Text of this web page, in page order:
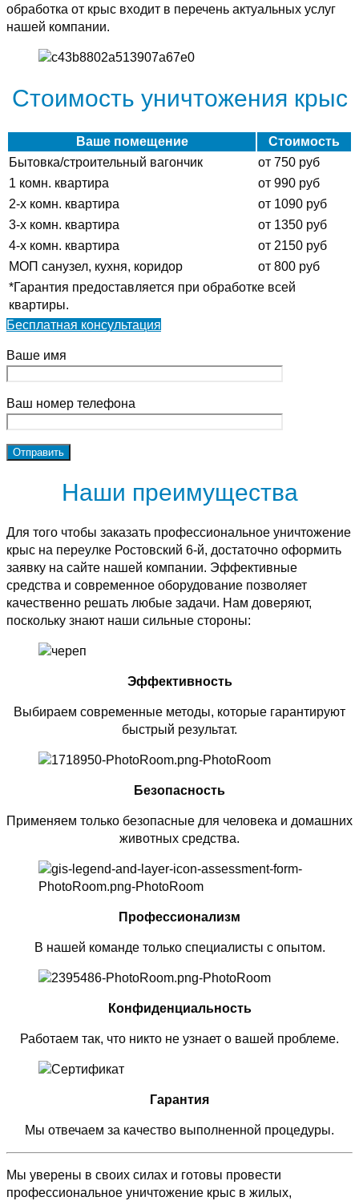
обработка от крыс входит в перечень актуальных услуг
нашей компании.
Стоимость уничтожения крыс
Ваше помещение
Стоимость
Бытовка/строительный вагончик
от 750 руб
1 комн. квартира
от 990 руб
2-х комн. квартира
от 1090 руб
3-х комн. квартира
от 1350 руб
4-х комн. квартира
от 2150 руб
МОП санузел, кухня, коридор
от 800 руб
*Гарантия предоставляется при обработке всей
квартиры.
Бесплатная консультация
Ваше имя
Ваш номер телефона
Наши преимущества
Для того чтобы заказать профессиональное уничтожение
крыс на переулке Ростовский 6-й, достаточно оформить
заявку на сайте нашей компании. Эффективные
средства и современное оборудование позволяет
качественно решать любые задачи. Нам доверяют,
поскольку знают наши сильные стороны:
Эффективность
Выбираем современные методы, которые гарантируют
быстрый результат.
Безопасность
Применяем только безопасные для человека и домашних
животных средства.
Профессионализм
В нашей команде только специалисты с опытом.
Конфиденциальность
Работаем так, что никто не узнает о вашей проблеме.
Гарантия
Мы отвечаем за качество выполненной процедуры.
Мы уверены в своих силах и готовы провести
профессиональное уничтожение крыс в жилых,